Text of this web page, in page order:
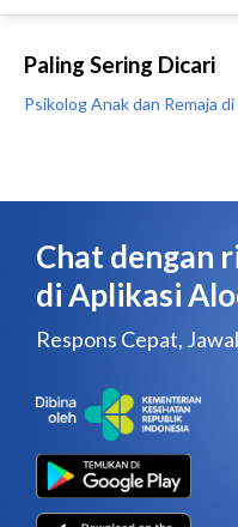
Paling Sering Dicari
Psikolog Anak dan Remaja